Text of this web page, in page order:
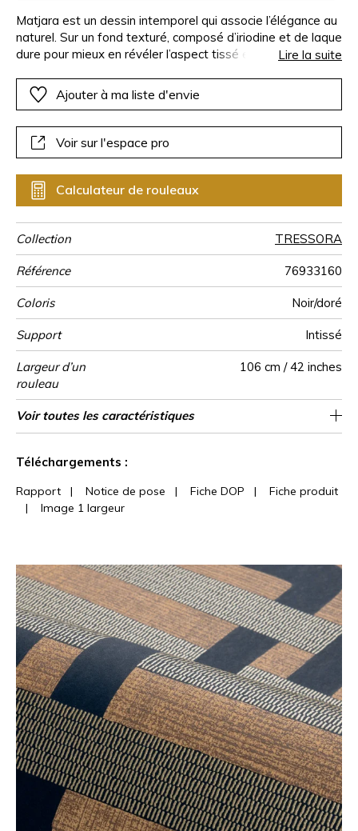
Matjara est un dessin intemporel qui associe l’élégance au
naturel. Sur un fond texturé, composé d’iriodine et de laque
dure pour mieux en révéler l’aspect tissé et le volume,
l’utilisation d’une encre mate selon la technique novatrice
de « fond peinture ». De petits pointillés réalisés en laque
Lire la suite
Ajouter à ma liste d'envie
Voir sur l'espace pro
Calculateur de rouleaux
Collection TRESSORA
Référence 76933160
Coloris Noir/doré
Support Intissé
Largeur d’un
rouleau
106 cm / 42 inches
Longueur Vendu au rouleau de 10.05m / 11 yards
Raccord Raccord droit
Rapport
Vertical
64cm / 25 pouces
Poids g/m² 135
Performance
Accoustique
aw - 0.15
Entretien Lavable
Pose colle Encollage du mur
Dépose Arrachage à sec
Norme COV A+
ASTME84 Class A
Norme
euroclass
B s1 d0
Pays d'origine Belgique
Voir toutes les caractéristiques
Téléchargements :
Rapport | Notice de pose | Fiche DOP |
Fiche produit
| Image 1 largeur